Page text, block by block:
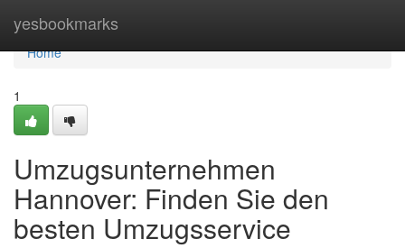
yesbookmarks
Home
Home
1
Umzugsunternehmen
Hannover: Finden Sie den
besten Umzugsservice